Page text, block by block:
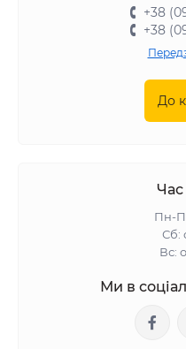
+38
+38
До
Пн-
Сб:
Вс:
Ми в